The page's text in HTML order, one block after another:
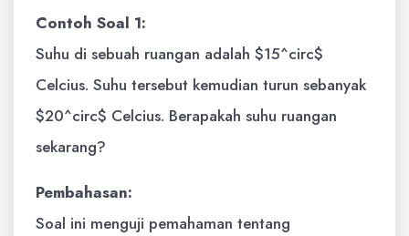
Contoh Soal 1:
Suhu di sebuah ruangan adalah $15^circ$
Celcius. Suhu tersebut kemudian turun sebanyak
$20^circ$ Celcius. Berapakah suhu ruangan
sekarang?
Pembahasan:
Soal ini menguji pemahaman tentang